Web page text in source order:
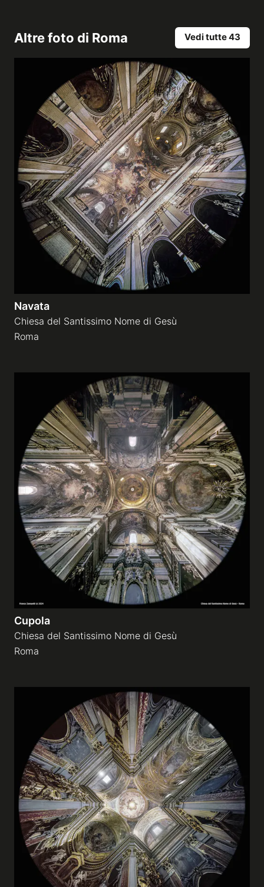
Altre foto di Roma Vedi tutte 43
Navata
Chiesa del Santissimo Nome di Gesù
Roma
Cupola
Chiesa del Santissimo Nome di Gesù
Roma